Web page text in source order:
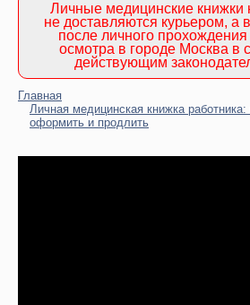
Личные медицинские книжки
не доставляются курьером, а
после личного
осмотра в городе Москва в
действующим
Главная
Личная медицинская книжка
оформить и продлить